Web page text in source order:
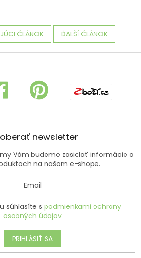
ČLÁNOK ĎALŠÍ ČLÁNOK
newsletter
Vám budeme zasielať informácie o
na našom e-shope.
Email
súhlasíte s podmienkami ochrany
osobných údajov
PRIHLÁSIŤ SA